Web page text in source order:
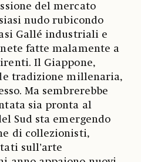
del mercato
nudo rubicondo
Gallé industriali e
fatte malamente a
Il Giappone,
tradizione millenaria,
Ma sembrerebbe
sia pronta al
Sud sta emergendo
di collezionisti,
sull’arte